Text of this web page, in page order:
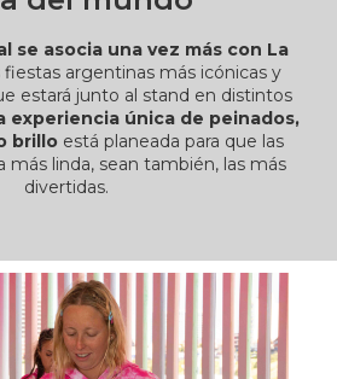
se asocia una vez más con La
fiestas argentinas más icónicas y
estará junto al stand en distintos
experiencia única de peinados,
brillo está planeada para que las
más linda, sean también, las más
divertidas.